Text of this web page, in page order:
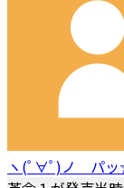
ヽ(ﾟ∀ﾟ)ノ パ